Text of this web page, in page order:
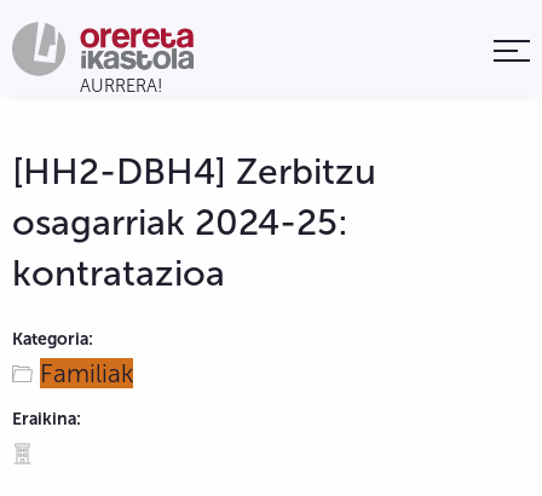
[HH2-DBH4] Zerbitzu
osagarriak 2024-25:
kontratazioa
Kategoria:
Familiak
Eraikina: